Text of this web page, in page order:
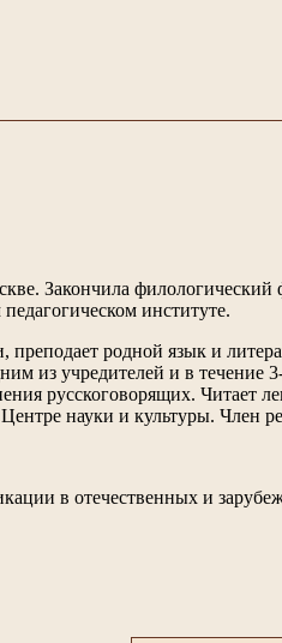
Закончила филологический
институте.
преподает родной язык и
из учредителей и в течение
русскоговорящих. Читает
науки и культуры. Член
в отечественных и